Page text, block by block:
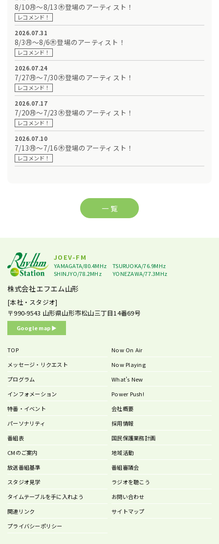
8/10㊊～8/13㊍登場のアーティスト！
レコメンド！
2026.07.31
8/3㊊～8/6㊍登場のアーティスト！
レコメンド！
2026.07.24
7/27㊊～7/30㊍登場のアーティスト！
レコメンド！
2026.07.17
7/20㊊～7/23㊍登場のアーティスト！
レコメンド！
2026.07.10
7/13㊊～7/16㊍登場のアーティスト！
レコメンド！
一 覧
JOEV-FM
YAMAGATA/80.4MHz
TSURUOKA/76.9MHz
SHINJYO/78.2MHz
YONEZAWA/77.3MHz
株式会社エフエム山形
[本社・スタジオ]
〒990-9543 山形県山形市松山三丁目14番69号
Google map ▶︎
TOP
メッセージ・リクエスト
プログラム
インフォメーション
特番・イベント
パーソナリティ
番組表
CMのご案内
Now On Air
Now Playing
What’s New
Power Push!
会社概要
採用情報
国民保護業務計画
地域活動
放送番組基準
番組審議会
スタジオ見学
ラジオを聴こう
タイムテーブルを手に入れよう
お問い合わせ
関連リンク
サイトマップ
プライバシーポリシー